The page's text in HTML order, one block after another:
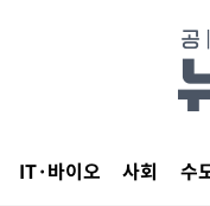
IT·바이오 사회 수